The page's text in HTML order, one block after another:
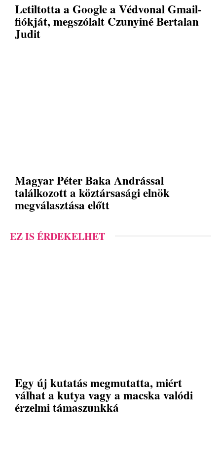
Letiltotta a Google a Védvonal Gmail-
fiókját, megszólalt Czunyiné Bertalan
Judit
Magyar Péter Baka Andrással
találkozott a köztársasági elnök
megválasztása előtt
EZ IS ÉRDEKELHET
Egy új kutatás megmutatta, miért
válhat a kutya vagy a macska valódi
érzelmi támaszunkká